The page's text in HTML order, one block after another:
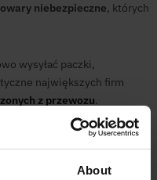
About
niebezpieczne, których
wysyłać paczki,
największych firm
z przewozu.
co musisz wiedzieć?